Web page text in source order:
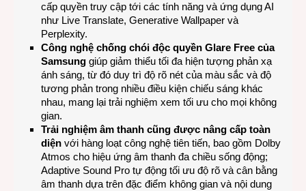
cấp quyền truy cập tới các tính năng và ứng dụng AI
như Live Translate, Generative Wallpaper và
Perplexity.
Công nghệ chống chói độc quyền Glare Free của
Samsung giúp giảm thiểu tối đa hiện tượng phản xạ
ánh sáng, từ đó duy trì độ rõ nét của màu sắc và độ
tương phản trong nhiều điều kiện chiếu sáng khác
nhau, mang lại trải nghiệm xem tối ưu cho mọi không
gian.
Trải nghiệm âm thanh cũng được nâng cấp toàn
diện với hàng loạt công nghệ tiên tiến, bao gồm Dolby
Atmos cho hiệu ứng âm thanh đa chiều sống động;
Adaptive Sound Pro tự động tối ưu độ rõ và cân bằng
âm thanh dựa trên đặc điểm không gian và nội dung